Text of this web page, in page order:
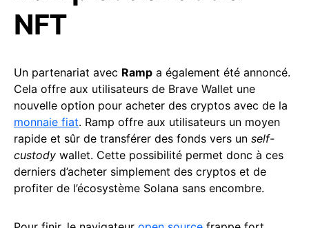
NFT
Un partenariat avec Ramp a également été annoncé.
Cela offre aux utilisateurs de Brave Wallet une
nouvelle option pour acheter des cryptos avec de la
monnaie fiat. Ramp offre aux utilisateurs un moyen
rapide et sûr de transférer des fonds vers un self-
custody wallet. Cette possibilité permet donc à ces
derniers d’acheter simplement des cryptos et de
profiter de l’écosystème Solana sans encombre.